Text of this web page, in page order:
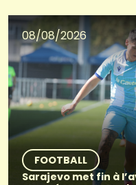
08/08/2026
FOOTBALL
Sarajevo met fin à